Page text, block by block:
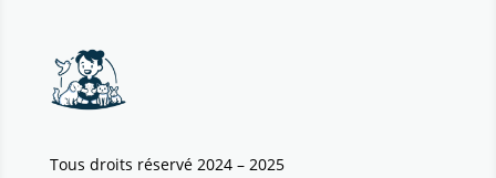
Tous droits réservé 2024 – 2025